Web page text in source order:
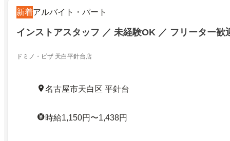
新着アルバイト・パート
インストアスタッフ ／ 未経験OK ／ フリーター歓
ドミノ・ピザ 天白平針台店
名古屋市天白区 平針台
時給1,150円〜1,438円